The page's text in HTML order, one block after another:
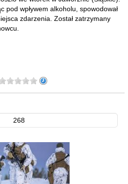
pod wpływem alkoholu, spowodował
zdarzenia. Został zatrzymany
268